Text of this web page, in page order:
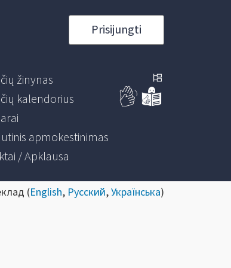
Prisijungti
žinynas
kalendorius
apmokestinimas
/ Apklausa
(English, Русский,Українська)